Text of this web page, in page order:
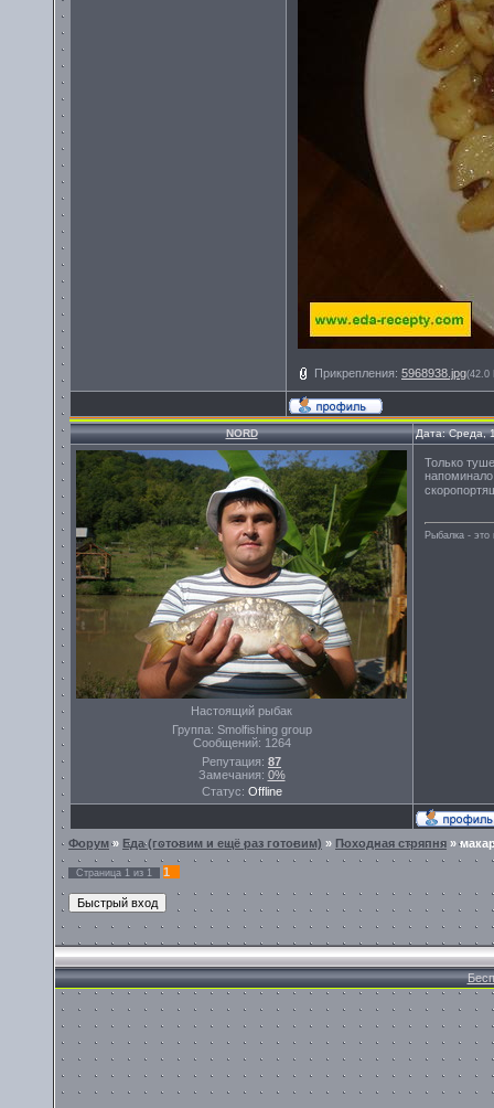
Прикрепления: 5968938.jpg(42.0
NORD Дата: Среда,
Настоящий рыбак
Группа: Smolfishing group
Сообщений: 1264
Репутация: 87
Замечания: 0%
Статус: Offline
Только
Рыбалка -
Форум» Еда (готовим и ещё раз готовим) » Походная стряпня »
Страница 1 из 1 1